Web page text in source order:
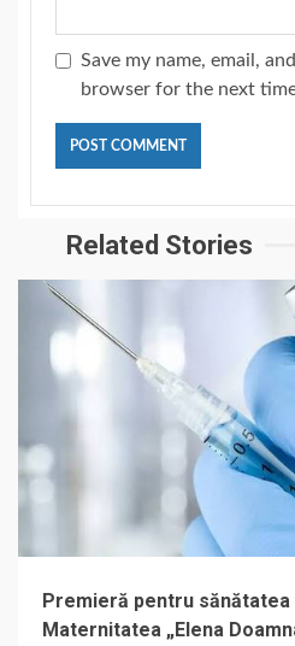
Save my name, email,
browser for the next
Related Stories
Premieră pentru
Maternitatea „Elena